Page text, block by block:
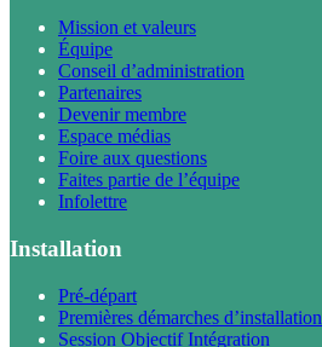
Mission et valeurs
Équipe
Conseil d’administration
Partenaires
Devenir membre
Espace médias
Foire aux questions
Faites partie de l’équipe
Infolettre
Installation
Pré-départ
Premières démarches d’installation
Session Objectif Intégration